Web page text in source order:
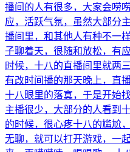
播间的人有很多，大家会唠
应，活跃气氛，虽然大部分
播间里，和其他人有种不一
子聊着天，很随和放松，有
时候，十八的直播间里就两
有改时间播的那天晚上，直
十八眼里的落寞，于是开始
主播很少，大部分的人看到
的时候，很心疼十八的尴尬
无聊，就可以打开游戏，一